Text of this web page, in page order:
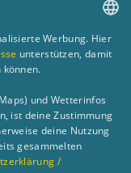
GERMAN
Werbung. Hier
unterstützen, damit
können.
und Wetterinfos
ist deine Zustimmung
deine Nutzung
gesammelten
/